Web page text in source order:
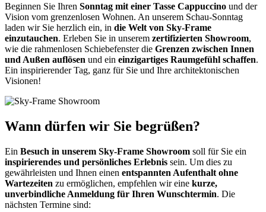
Beginnen Sie Ihren Sonntag mit einer Tasse Cappuccino und der
Vision vom grenzenlosen Wohnen. An unserem Schau-Sonntag
laden wir Sie herzlich ein, in die Welt von Sky-Frame
einzutauchen. Erleben Sie in unserem zertifizierten Showroom,
wie die rahmenlosen Schiebefenster die Grenzen zwischen Innen
und Außen auflösen und ein einzigartiges Raumgefühl schaffen.
Ein inspirierender Tag, ganz für Sie und Ihre architektonischen
Visionen!
Wann dürfen wir Sie begrüßen?
Ein Besuch in unserem Sky-Frame Showroom soll für Sie ein
inspirierendes und persönliches Erlebnis sein. Um dies zu
gewährleisten und Ihnen einen entspannten Aufenthalt ohne
Wartezeiten zu ermöglichen, empfehlen wir eine kurze,
unverbindliche Anmeldung für Ihren Wunschtermin. Die
nächsten Termine sind: